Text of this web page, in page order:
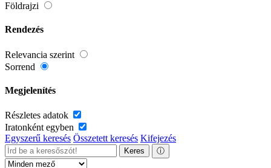
Földrajzi
Rendezés
Relevancia szerint
Sorrend
Megjelenítés
Részletes adatok
Iratonként egyben
Egyszerű keresés Összetett keresés Kifejezés
Keres ⓘ